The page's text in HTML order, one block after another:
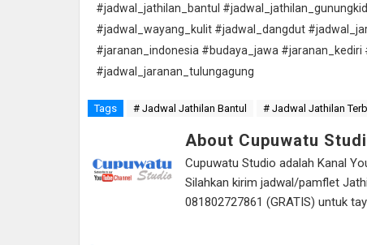
#jadwal_jathilan_bantul
#jadwal_wayang_kulit #jadwal_dangdut
#jaranan_indonesia #budaya_jawa
#jadwal_jaranan_tulungagung
Tags # Jadwal Jathilan Bantul # Jadwal Jathilan
About Cupuwatu
Cupuwatu Studio adalah Kanal
Silahkan kirim jadwal/pamflet
081802727861 (GRATIS) untuk